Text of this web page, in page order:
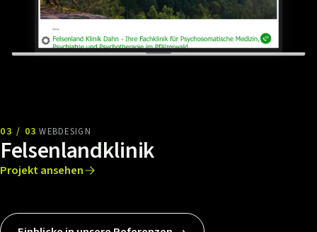
03 / 03 WEBDESIGN
Felsenlandklinik
Projekt ansehen